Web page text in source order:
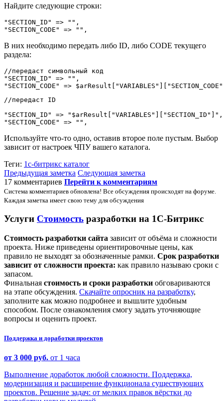
Найдите следующие строки:
"SECTION_ID" => "",
"SECTION_CODE" => "",
В них необходимо передать либо ID, либо CODE текущего
раздела:
//передаст символьный код
"SECTION_ID" => "",
//передаст ID
"SECTION_ID" => "$arResult["VARIABLES"]["SECTION_ID"]",
Используйте что-то одно, оставив второе поле пустым. Выбор
зависит от настроек ЧПУ вашего каталога.
Теги: 1с-битрикс каталог
Предыдущая заметка Следующая заметка
17 комментариев Перейти к комментариям
Система комментариев обновлена! Все обсуждения происходят на форуме.
Каждая заметка имеет свою тему для обсуждения
Услуги Стоимость разработки на 1С-Битрикс
Стоимость разработки сайта зависит от объёма и сложности
проекта. Ниже приведены ориентировочные цены, как
правило не выходят за обозначенные рамки. Срок разработки
зависит от сложности проекта: как правило называю сроки с
запасом.
Финальная стоимость и сроки разработки обговариваются
на этапе обсуждения. Скачайте опросник на разработку,
заполните как можно подробнее и вышлите удобным
способом. После ознакомления смогу задать уточняющие
вопросы и оценить проект.
Поддержка и доработки проектов
от 3 000 руб. от 1 часа
Выполнение доработок любой сложности. Поддержка,
модернизация и расширение функционала существующих
проектов. Решение задач: от мелких правок вёрстки до